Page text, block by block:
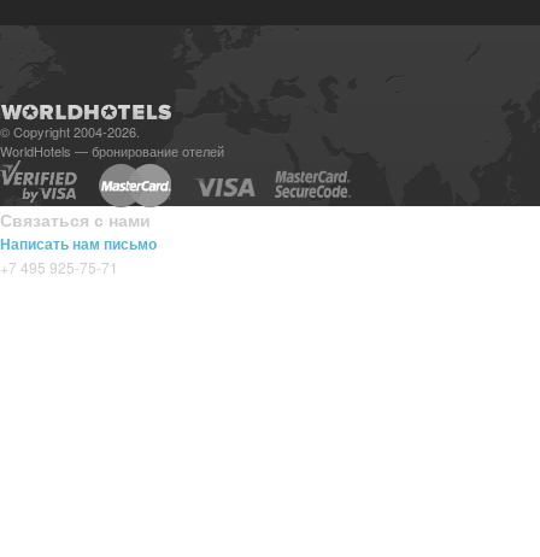
© Copyright 2004-2026.
WorldHotels — бронирование отелей
Связаться с нами
Написать нам письмо
+7 495 925-75-71